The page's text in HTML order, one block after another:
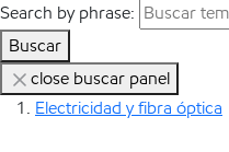
Search by phrase:
Buscar
close buscar panel
Electricidad y fibra óptica